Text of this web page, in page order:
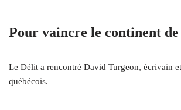
Pour vaincre le continent de
Le Délit a rencontré David Turgeon, écrivain
québécois.